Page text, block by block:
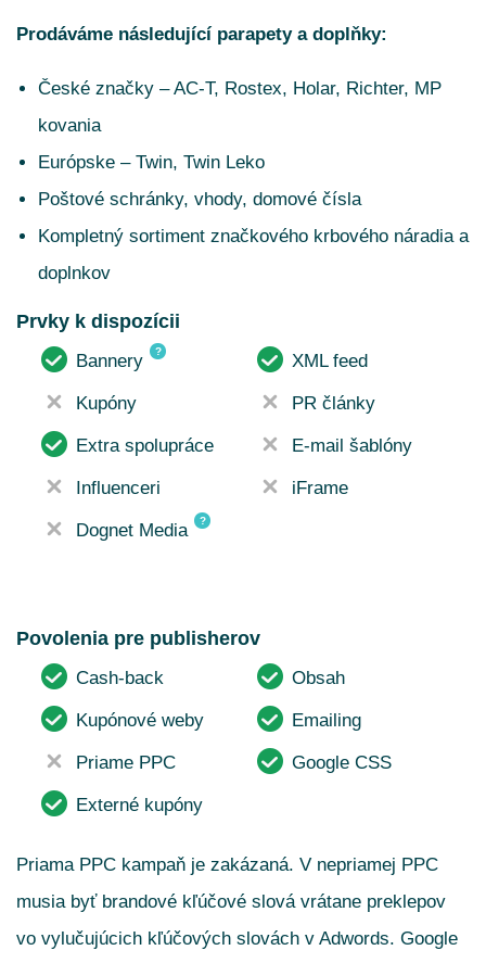
Prodáváme následující parapety a doplňky:
České značky – AC-T, Rostex, Holar, Richter, MP
kovania
Európske – Twin, Twin Leko
Poštové schránky, vhody, domové čísla
Kompletný sortiment značkového krbového náradia a
doplnkov
Prvky k dispozícii
Bannery ? XML feed
Kupóny PR články
Extra spolupráce E-mail šablóny
Influenceri iFrame
Dognet Media ?
Povolenia pre publisherov
Cash-back Obsah
Kupónové weby Emailing
Priame PPC Google CSS
Externé kupóny
Priama PPC kampaň je zakázaná. V nepriamej PPC
musia byť brandové kľúčové slová vrátane preklepov
vo vylučujúcich kľúčových slovách v Adwords. Google